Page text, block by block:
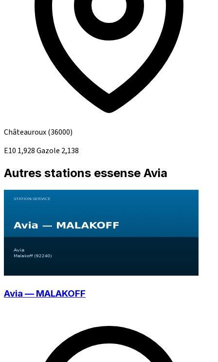
Châteauroux(36000)
E10 1,928Gazole 2,138
Autres stations essense Avia
Avia — MALAKOFF